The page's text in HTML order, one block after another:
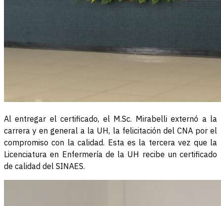
Al entregar el certificado, el M.Sc. Mirabelli externó a la
carrera y en general a la UH, la felicitación del CNA por el
compromiso con la calidad. Esta es la tercera vez que la
Licenciatura en Enfermería de la UH recibe un certificado
de calidad del SINAES.